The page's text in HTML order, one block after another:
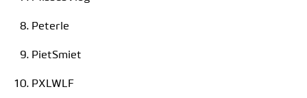
Peterle
PietSmiet
PXLWLF